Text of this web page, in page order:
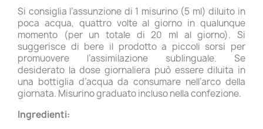
Si consiglia l’assunzione di 1 misurino (5 ml) diluito in
poca acqua, quattro volte al giorno in qualunque
momento (per un totale di 20 ml al giorno). Si
suggerisce di bere il prodotto a piccoli sorsi per
promuovere l’assimilazione sublinguale. Se
desiderato la dose giornaliera può essere diluita in
una bottiglia d’acqua da consumare nell’arco della
giornata. Misurino graduato incluso nella confezione.
Ingredienti: